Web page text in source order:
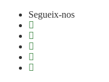
Segueix-nos